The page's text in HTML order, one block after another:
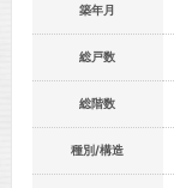
築年月
総戸数
総階数
種別/構造